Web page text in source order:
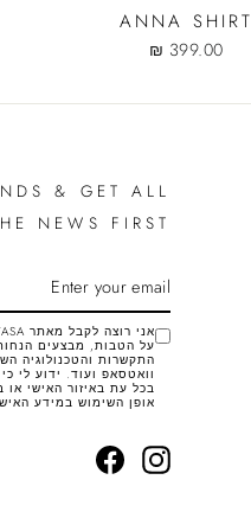
ANNA SHIRT
399.00 ₪
& GET ALL
NEWS FIRST
YOUR
EMAIL
על הטבות, מבצעים
התקשרות והטכנולוגיה
וואטסאפ ועוד. ידוע לי
בכל עת באיזור האישי או
אופן השימוש במידע
Instagram
Facebook